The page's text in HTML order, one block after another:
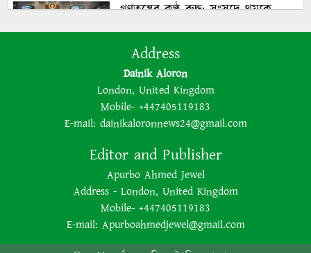
গণতন্ত্রের কণ্ঠ রুদ্ধ: সংসদে থমকে
The BNP is disregarding
democracy out of a lust for
power
ক্ষমতার লোভে গণতন্ত্রকে উপেক্ষা
করছে বিএনপি
Address
Dainik Aloron
London, United Kingdom
Mobile- +447405119183
E-mail: dainikaloronnews24@gmail.com
Editor and Publisher
Apurbo Ahmed Jewel
Address - London, United Kingdom
Mobile- +447405119183
E-mail: Apurboahmedjewel@gmail.com